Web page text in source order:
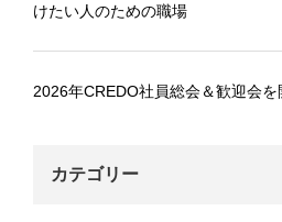
けたい人のための職場
2026年CREDO社員総会＆歓迎会を
カテゴリー